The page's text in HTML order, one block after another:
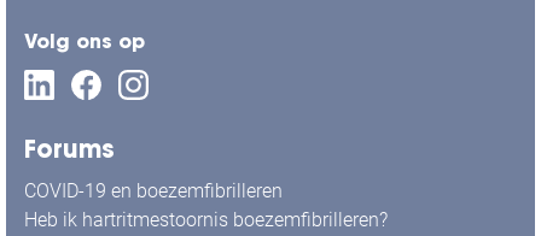
Volg ons op
Forums
COVID-19 en boezemfibrilleren
Heb ik hartritmestoornis boezemfibrilleren?